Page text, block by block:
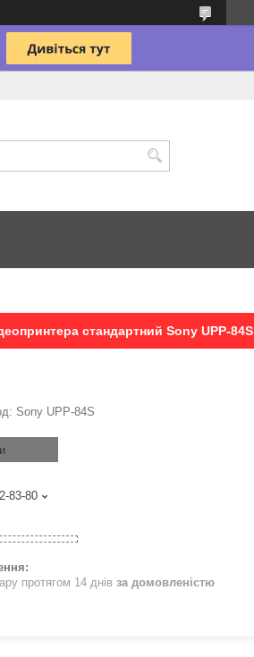
стандартний Sony UPP-84S
Sony UPP-84S
83-80
протягом 14 днів за домовленістю